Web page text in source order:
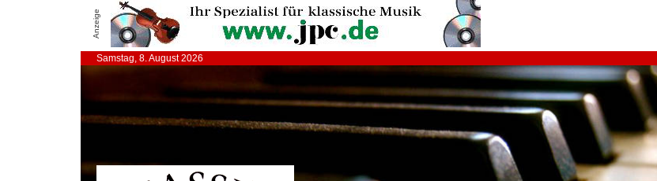
Anzeige
Samstag, 8. August 2026